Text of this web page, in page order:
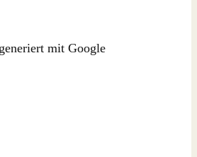
mit Google